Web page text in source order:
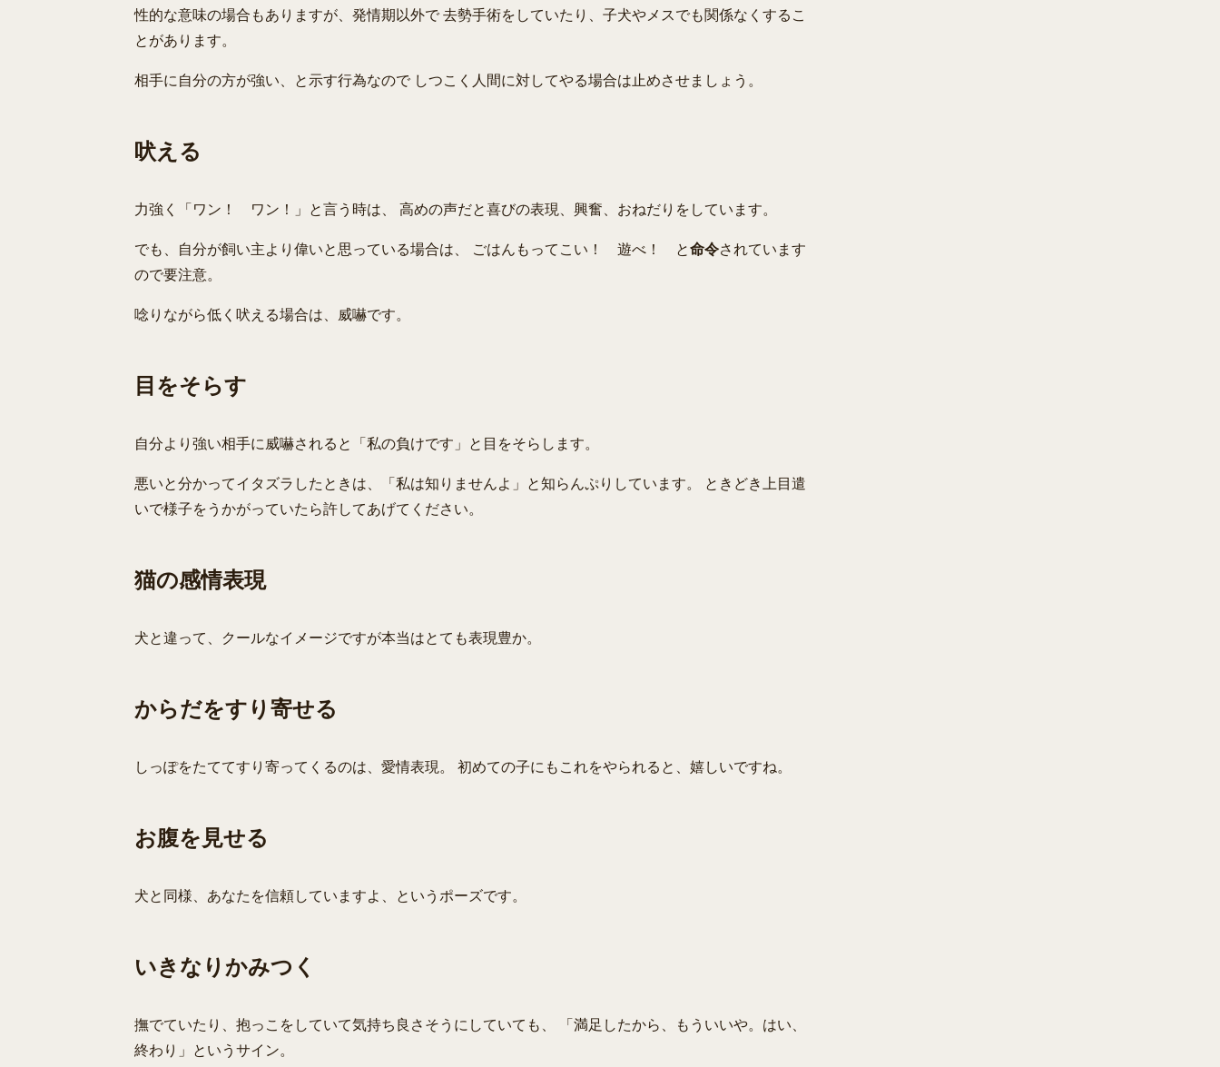
性的な意味の場合もありますが、発情期以外で 去勢手術をしていたり、子犬やメスでも関係なくするこ
とがあります。
相手に自分の方が強い、と示す行為なので しつこく人間に対してやる場合は止めさせましょう。
吠える
力強く「ワン！ ワン！」と言う時は、 高めの声だと喜びの表現、興奮、おねだりをしています。
でも、自分が飼い主より偉いと思っている場合は、 ごはんもってこい！ 遊べ！ と命令されています
ので要注意。
唸りながら低く吠える場合は、威嚇です。
目をそらす
自分より強い相手に威嚇されると「私の負けです」と目をそらします。
悪いと分かってイタズラしたときは、「私は知りませんよ」と知らんぷりしています。 ときどき上目遣
いで様子をうかがっていたら許してあげてください。
猫の感情表現
犬と違って、クールなイメージですが本当はとても表現豊か。
からだをすり寄せる
しっぽをたててすり寄ってくるのは、愛情表現。 初めての子にもこれをやられると、嬉しいですね。
お腹を見せる
犬と同様、あなたを信頼していますよ、というポーズです。
いきなりかみつく
撫でていたり、抱っこをしていて気持ち良さそうにしていても、 「満足したから、もういいや。はい、
終わり」というサイン。